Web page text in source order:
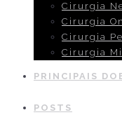
Cirurgia
Cirurgia
Cirurgia
Cirurgia
PRINCIPAIS
POSTS